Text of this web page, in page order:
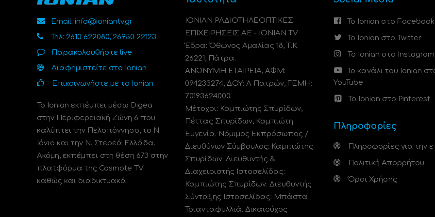
Email: info@ioniantv.gr
Τηλ: 2610 622080, 26950 22123
Παρακολουθήστε live
Διαφημιστείτε στο Ionian
Επικοινωνήστε με το Ionian
Το Ionian εκπέμπει μέσω Digea
στην Περιφερειακή Ζώνη 6 που
καλύπτει την Πελοπόννησο, το N.
Ιόνιο και την Ν. Στερεά Ελλάδα.
Ακόμη, εκπέμπει στη θέση 673 στην
πλατφόρμα της Cosmote TV
καθώς και διαδικτυακά.
ΙΟΝΙΑΝ ΡΑΔΙΟΤΗΛΕΟΠΤΙΚΕΣ
ΕΠΙΧΕΙΡΗΣΕΙΣ ΑΕ - IONIAN TV
Έδρα: Όθωνος Αμαλίας 18, Τ.Κ.
26221, Πάτρα.
ΑΝΩΝΥΜΗ ΕΤΑΙΡΕΙΑ, ΑΦΜ:
094233274, ΔΟΥ: A Πατρών, ΓΕΜΗ:
70193624000.
Μέτοχοι: Καμπιώτης Σπυρίδων,
Πέττας Σπυρίδων, Καμπιώτη
Ευγενία. Νόμιμος Εκπρόσωπος /
Διευθύνων Σύμβουλος: Καμπιώτης
Σπυρίδων. Διευθυντής &
Διαχειριστής Ιστοσελίδας:
Καμπιώτης Σπυρίδων. Διευθυντής
Σύνταξης Ιστοσελίδας: Μπάστα
Τριανταφυλλιά. Δικαιούχος
Το Ionian στο Facebook
Το Ionian στο Twitter
Το Ionian στο Instagram
Το κανάλι του Ionian
YouTube
Το Ionian στο Pinterest
Πληροφορίες
Πληροφορίες για την
Πολιτική Απορρήτου
Όροι Χρήσης